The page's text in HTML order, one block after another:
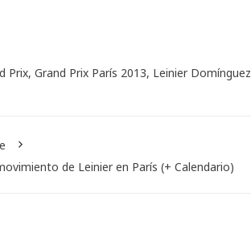
Prix, Grand Prix París 2013, Leinier Domínguez
de Leinier en París (+ Calendario)